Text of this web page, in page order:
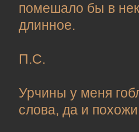
помешало бы в
длинное.
П.С.
Урчины у меня
слова, да и